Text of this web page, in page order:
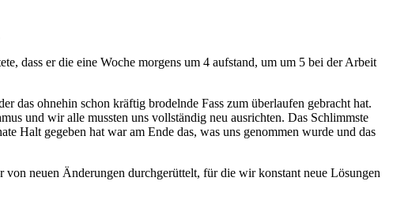
dass er die eine Woche morgens um 4 aufstand, um um 5 bei der Arbeit
das ohnehin schon kräftig brodelnde Fass zum überlaufen gebracht hat.
und wir alle mussten uns vollständig neu ausrichten. Das Schlimmste
Halt gegeben hat war am Ende das, was uns genommen wurde und das
neuen Änderungen durchgerüttelt, für die wir konstant neue Lösungen